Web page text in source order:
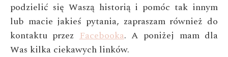
podzielić się Waszą historiąi pomóc tak innym
lub macie jakieś pytania, zapraszam również do
kontaktu przez Facebooka. A poniżej mam dla
Was kilka ciekawych linków.